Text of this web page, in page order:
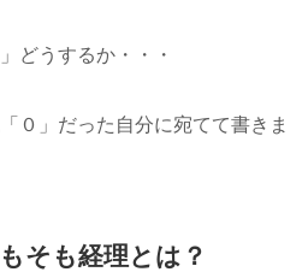
どうするか・・・
０」だった自分に宛てて書きま
そも経理とは？